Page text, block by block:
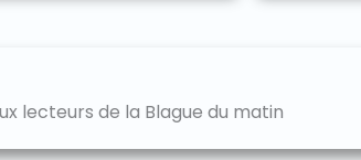
lecteurs de la Blague du matin